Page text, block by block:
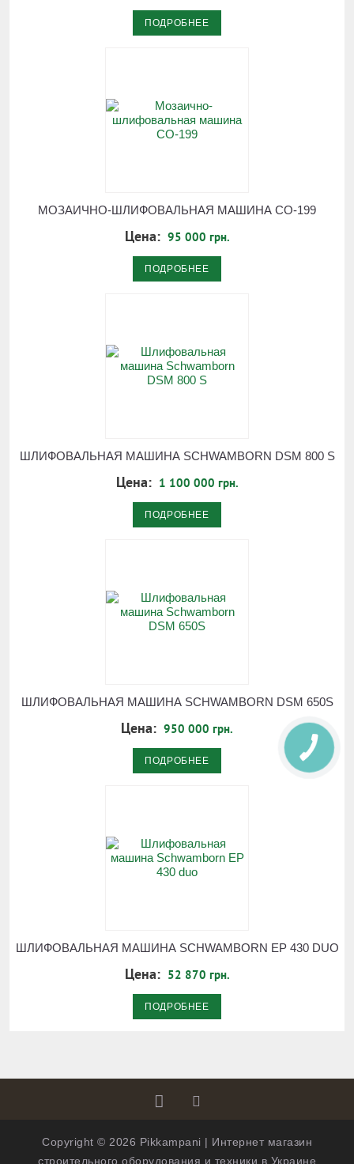
ПОДРОБНЕЕ
МОЗАИЧНО-ШЛИФОВАЛЬНАЯ МАШИНА СО-199
Цена: 95 000 грн.
ПОДРОБНЕЕ
ШЛИФОВАЛЬНАЯ МАШИНА SCHWAMBORN DSM 800 S
Цена: 1 100 000 грн.
ПОДРОБНЕЕ
ШЛИФОВАЛЬНАЯ МАШИНА SCHWAMBORN DSM 650S
Цена: 950 000 грн.
ПОДРОБНЕЕ
ШЛИФОВАЛЬНАЯ МАШИНА SCHWAMBORN EP 430 DUO
Цена: 52 870 грн.
ПОДРОБНЕЕ
Copyright © 2026 Pikkampani | Интернет магазин
строительного оборудования и техники в Украине